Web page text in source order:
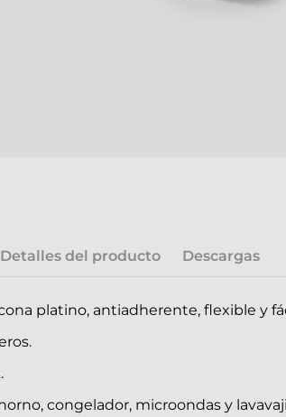
Detalles del producto Descargas
platino, antiadherente, flexible y
congelador, microondas y